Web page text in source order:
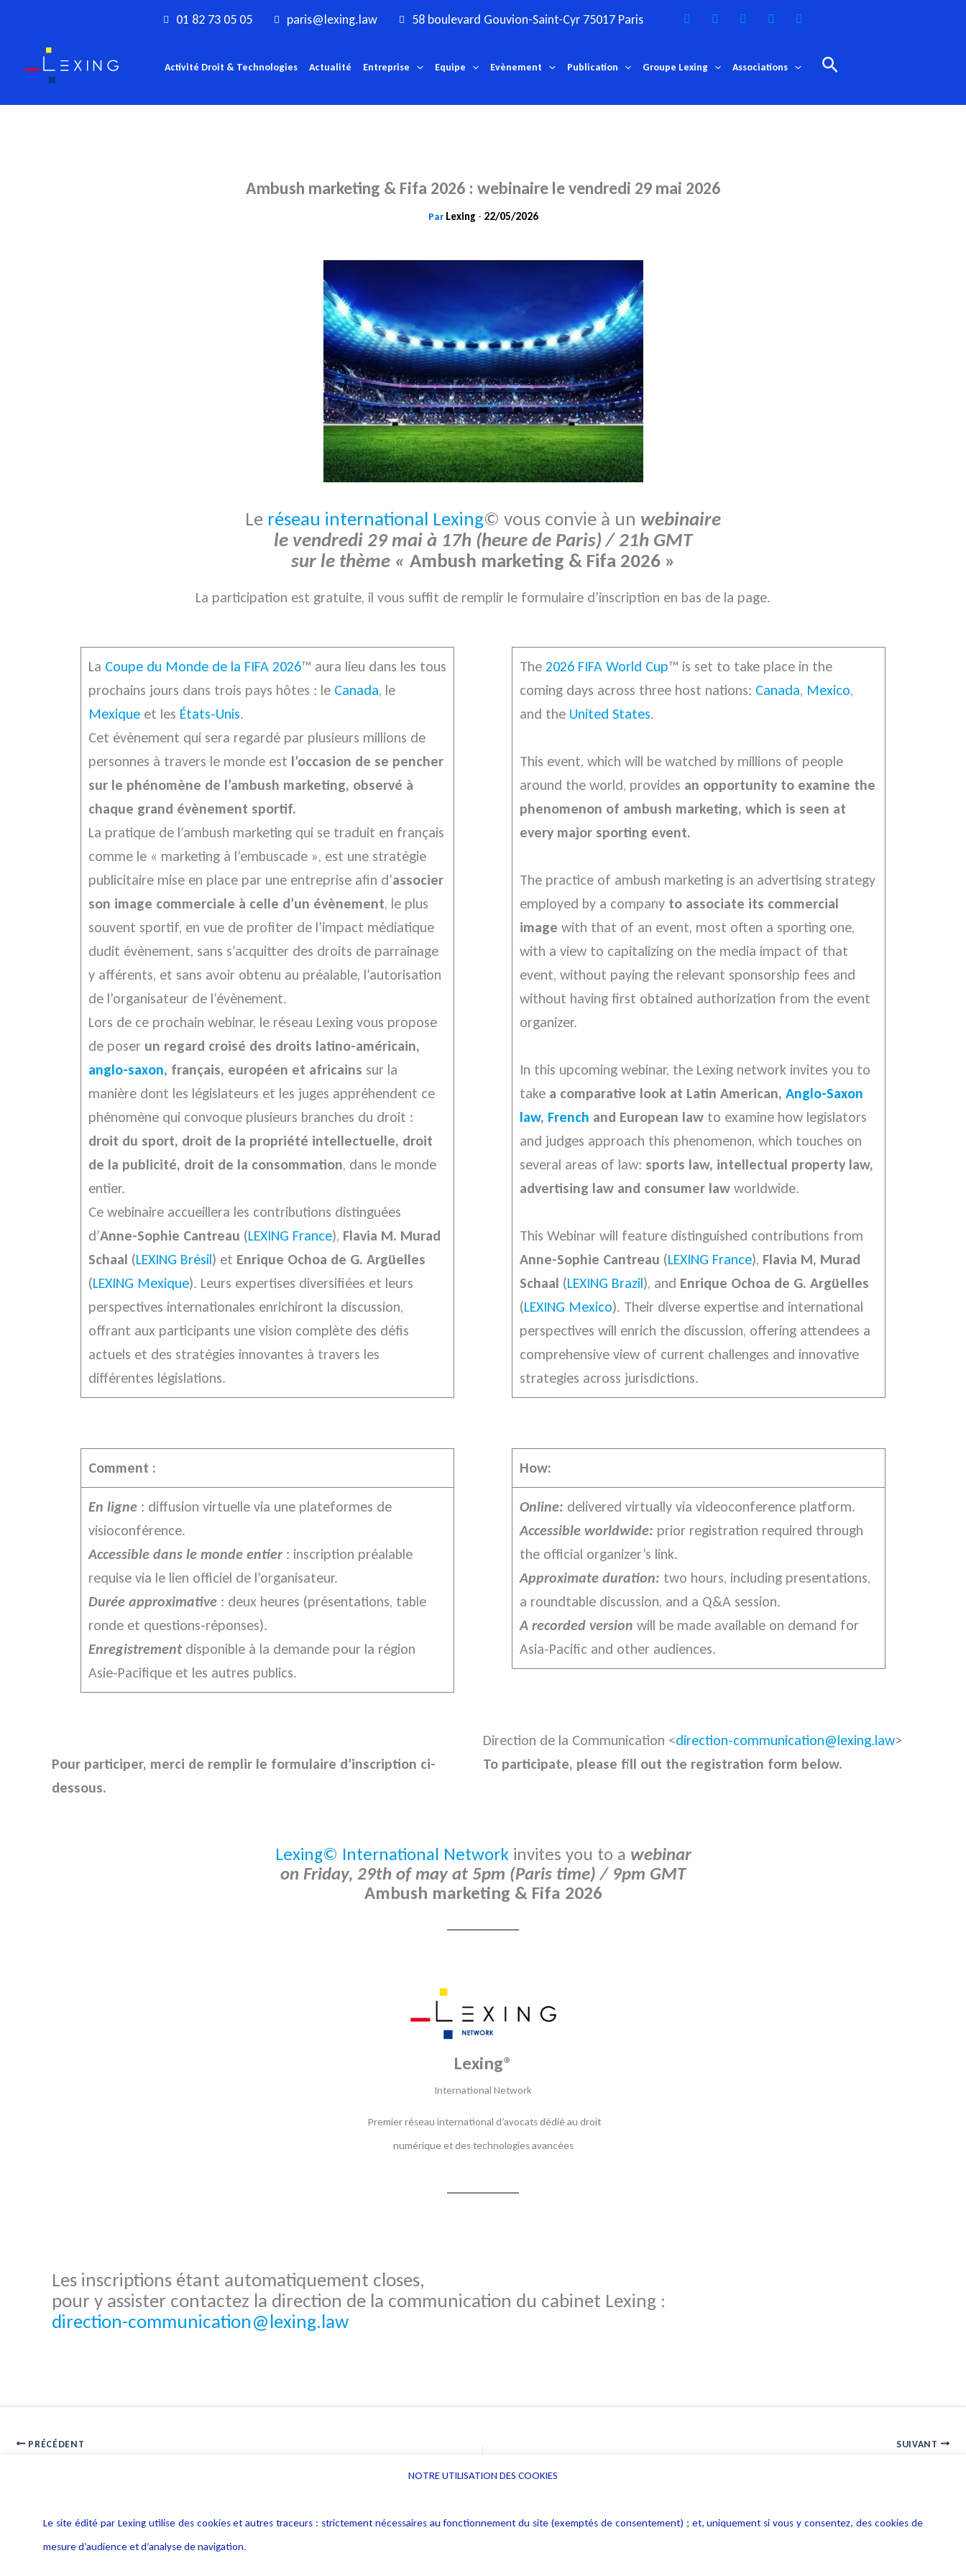
contenu
01 82 73 05 05 paris@lexing.law 58 boulevard Gouvion-Saint-Cyr 75017 Paris
Activité Droit & Technologies Actualité Entreprise Equipe Evènement Publication Groupe Lexing Associations Rechercher
Ambush marketing & Fifa 2026 : webinaire le vendredi 29 mai 2026
Par Lexing - 22/05/2026
Le réseau international Lexing© vous convie à un webinaire
le vendredi 29 mai à 17h (heure de Paris) / 21h GMT
sur le thème « Ambush marketing & Fifa 2026 »
La participation est gratuite, il vous suffit de remplir le formulaire d’inscription en bas de la page.
La Coupe du Monde de la FIFA 2026™ aura lieu dans les tous
prochains jours dans trois pays hôtes : le Canada, le
Mexique et les États-Unis.
Cet évènement qui sera regardé par plusieurs millions de
personnes à travers le monde est l’occasion de se pencher
sur le phénomène de l’ambush marketing, observé à
chaque grand évènement sportif.
La pratique de l’ambush marketing qui se traduit en français
comme le « marketing à l’embuscade », est une stratégie
publicitaire mise en place par une entreprise afin d’associer
son image commerciale à celle d’un évènement, le plus
souvent sportif, en vue de profiter de l’impact médiatique
dudit évènement, sans s’acquitter des droits de parrainage
y afférents, et sans avoir obtenu au préalable, l’autorisation
de l’organisateur de l’évènement.
Lors de ce prochain webinar, le réseau Lexing vous propose
de poser un regard croisé des droits latino-américain,
anglo-saxon, français, européen et africains sur la
manière dont les législateurs et les juges appréhendent ce
phénomène qui convoque plusieurs branches du droit :
droit du sport, droit de la propriété intellectuelle, droit
de la publicité, droit de la consommation, dans le monde
entier.
Ce webinaire accueillera les contributions distinguées
d’Anne-Sophie Cantreau (LEXING France), Flavia M. Murad
Schaal (LEXING Brésil) et Enrique Ochoa de G. Argüelles
(LEXING Mexique). Leurs expertises diversifiées et leurs
perspectives internationales enrichiront la discussion,
offrant aux participants une vision complète des défis
actuels et des stratégies innovantes à travers les
différentes législations.
The 2026 FIFA World Cup™ is set to take place in the
coming days across three host nations: Canada, Mexico,
and the United States.
This event, which will be watched by millions of people
around the world, provides an opportunity to examine the
phenomenon of ambush marketing, which is seen at
every major sporting event.
The practice of ambush marketing is an advertising strategy
employed by a company to associate its commercial
image with that of an event, most often a sporting one,
with a view to capitalizing on the media impact of that
event, without paying the relevant sponsorship fees and
without having first obtained authorization from the event
organizer.
In this upcoming webinar, the Lexing network invites you to
take a comparative look at Latin American, Anglo-Saxon
law, French and European law to examine how legislators
and judges approach this phenomenon, which touches on
several areas of law: sports law, intellectual property law,
advertising law and consumer law worldwide.
This Webinar will feature distinguished contributions from
Anne-Sophie Cantreau (LEXING France), Flavia M, Murad
Schaal (LEXING Brazil), and Enrique Ochoa de G. Argüelles
(LEXING Mexico). Their diverse expertise and international
perspectives will enrich the discussion, offering attendees a
comprehensive view of current challenges and innovative
strategies across jurisdictions.
Comment :
En ligne : diffusion virtuelle via une plateformes de
visioconférence.
Accessible dans le monde entier: inscription préalable
requise via le lien officiel de l’organisateur.
Durée approximative : deux heures (présentations, table
ronde et questions-réponses).
Enregistrement disponible à la demande pour la région
Asie-Pacifique et les autres publics.
Pour participer, merci de remplir le formulaire d’inscription ci-
dessous.
How:
Online: delivered virtually via videoconference platform.
Accessible worldwide: prior registration required through
the official organizer’s link.
Approximate duration: two hours, including presentations,
a roundtable discussion, and a Q&A session.
A recorded version will be made available on demand for
Asia-Pacific and other audiences.
Direction de la Communication <direction-communication@lexing.law>
To participate, please fill out the registration form below.
Lexing© International Networkinvites you to a webinar
on Friday, 29th of may at 5pm (Paris time) / 9pm GMT
Ambush marketing & Fifa 2026
Lexing®
International Network
Premier réseau international d’avocats dédié au droit
numérique et des technologies avancées
Les inscriptions étant automatiquement closes,
pour y assister contactez la direction de la communication du cabinet Lexing :
direction-communication@lexing.law
PRÉCÉDENT SUIVANT
NOTRE UTILISATION DES COOKIES
Le site édité par Lexing utilise des cookies et autres traceurs : strictement nécessaires au fonctionnement du site (exemptés de consentement) ; et, uniquement si vous y consentez, des cookies de
mesure d’audience et d’analyse de navigation.